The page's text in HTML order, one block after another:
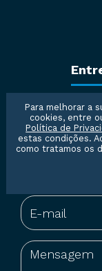
Para melhorar a
cookies, entre
Política de
estas condições.
como tratamos os